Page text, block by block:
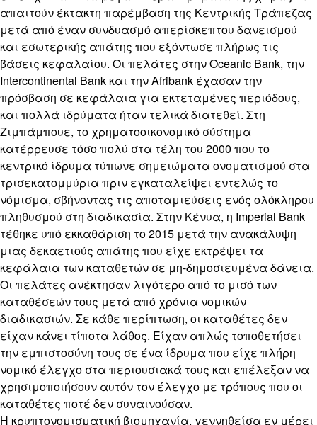
απαιτούν έκτακτη παρέμβαση της Κεντρικής Τράπεζας
μετά από έναν συνδυασμό απερίσκεπτου δανεισμού
και εσωτερικής απάτης που εξόντωσε πλήρως τις
βάσεις κεφαλαίου. Οι πελάτες στην Oceanic Bank, την
Intercontinental Bank και την Afribank έχασαν την
πρόσβαση σε κεφάλαια για εκτεταμένες περιόδους,
και πολλά ιδρύματα ήταν τελικά διατεθεί. Στη
Ζιμπάμπουε, το χρηματοοικονομικό σύστημα
κατέρρευσε τόσο πολύ στα τέλη του 2000 που το
κεντρικό ίδρυμα τύπωνε σημειώματα ονοματισμού στα
τρισεκατομμύρια πριν εγκαταλείψει εντελώς το
νόμισμα, σβήνοντας τις αποταμιεύσεις ενός ολόκληρου
πληθυσμού στη διαδικασία. Στην Κένυα, η Imperial Bank
τέθηκε υπό εκκαθάριση το 2015 μετά την ανακάλυψη
μιας δεκαετιούς απάτης που είχε εκτρέψει τα
κεφάλαια των καταθετών σε μη-δημοσιευμένα δάνεια.
Οι πελάτες ανέκτησαν λιγότερο από το μισό των
καταθέσεών τους μετά από χρόνια νομικών
διαδικασιών. Σε κάθε περίπτωση, οι καταθέτες δεν
είχαν κάνει τίποτα λάθος. Είχαν απλώς τοποθετήσει
την εμπιστοσύνη τους σε ένα ίδρυμα που είχε πλήρη
νομικό έλεγχο στα περιουσιακά τους και επέλεξαν να
χρησιμοποιήσουν αυτόν τον έλεγχο με τρόπους που οι
καταθέτες ποτέ δεν συναινούσαν.
Η κρυπτονομισματική βιομηχανία, γεννηθείσα εν μέρει